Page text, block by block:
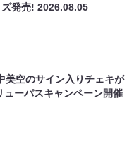
ズ発売!2026.08.05
美空のサイン入りチェキが
ューパスキャンペーン開催